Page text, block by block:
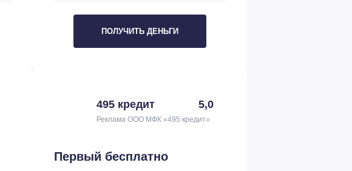
ПОЛУЧИТЬ ДЕНЬГИ
495 кредит 5,0
Реклама ООО МФК «495 кредит»
Первый бесплатно